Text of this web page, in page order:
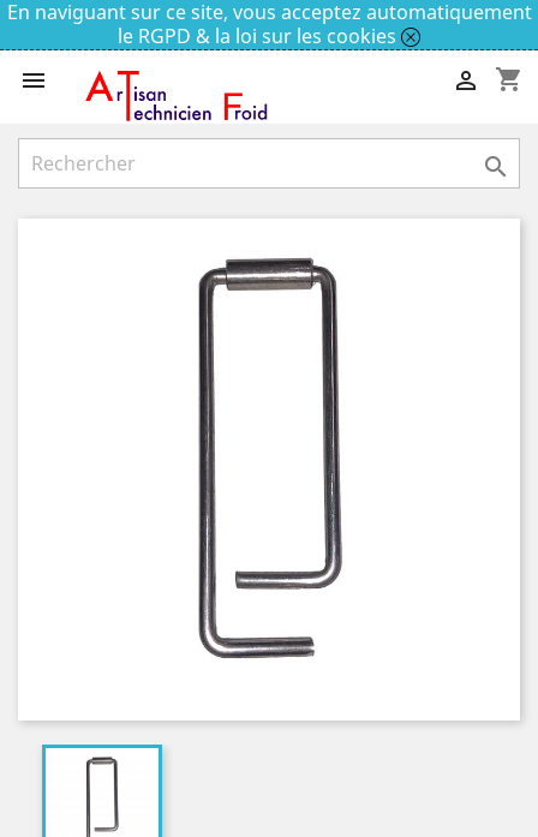
En naviguant sur ce site, vous acceptez automatiquement
le RGPD & la loi sur les cookies
 shopping_cart

